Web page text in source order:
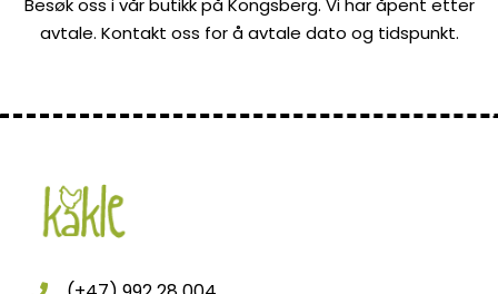
Besøk oss i vår butikk på Kongsberg. Vi har åpent etter
avtale. Kontakt oss for å avtale dato og tidspunkt.